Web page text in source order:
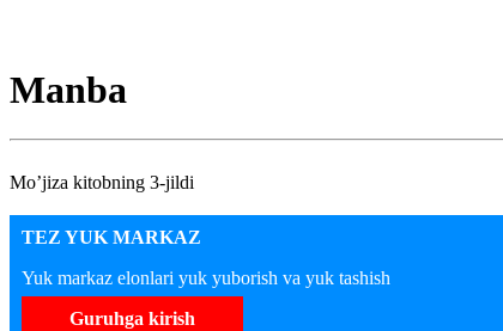
Manba
Mo’jiza kitobning 3-jildi
TEZ YUK MARKAZ
Yuk markaz elonlari yuk yuborish va yuk tashish
Guruhga kirish